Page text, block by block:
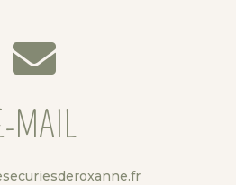

MAIL